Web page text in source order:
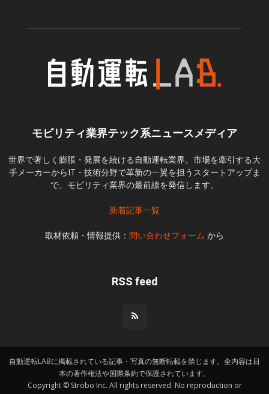
モビリティ業界テック系ニュースメディア
世界で著しく膨脹・発展を続ける自動運転業界。市場を牽引する大
手メーカーからIT・技術分野で革新の一翼を担うスタートアップま
で、モビリティ業界の最前線を発信します。
新着記事一覧
取材依頼・情報提供： 問い合わせフォーム から
RSS feed
自動運転LABに掲載されている記事・写真の無断転載を禁じます。全内容は日
本の著作権法や国際条約で保護されています。
Copyright © Strobo Inc. All rights reserved. No reproduction or